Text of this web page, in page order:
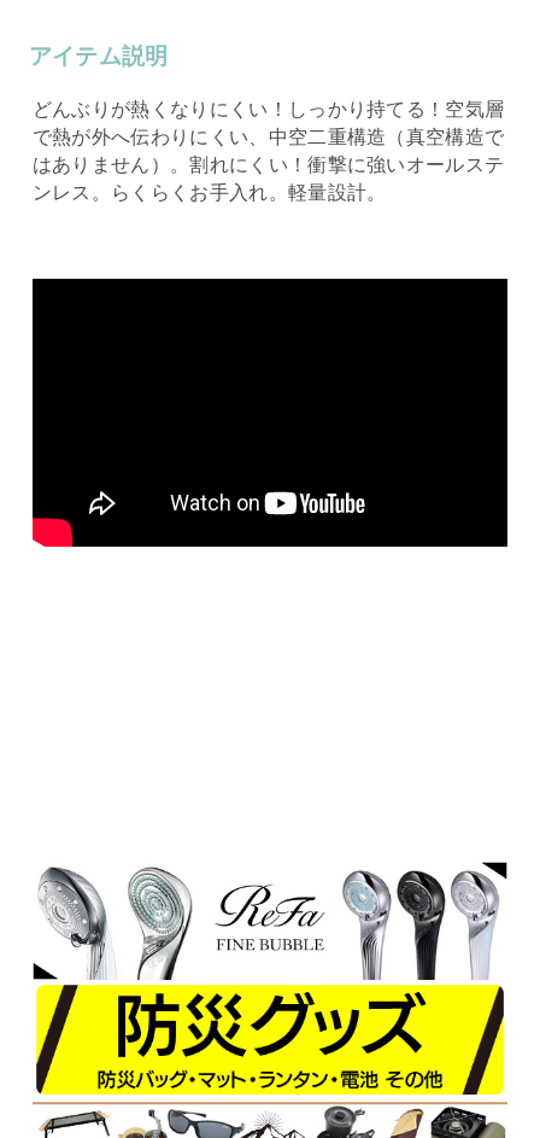
アイテム説明
どんぶりが熱くなりにくい！しっかり持てる！空気層
で熱が外へ伝わりにくい、中空二重構造（真空構造で
はありません）。割れにくい！衝撃に強いオールステ
ンレス。らくらくお手入れ。軽量設計。